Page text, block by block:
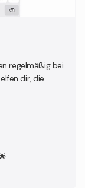
regelmäßig bei
dir, die